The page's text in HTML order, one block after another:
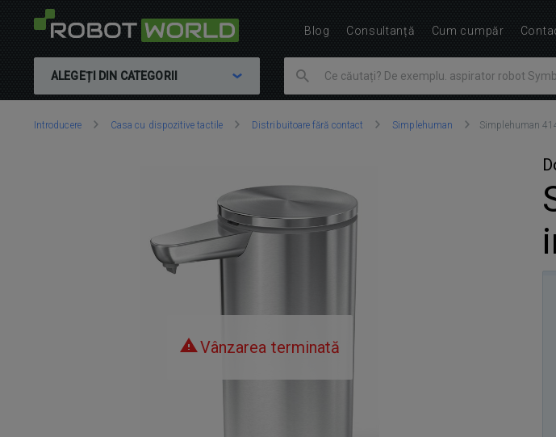
ALEGEȚI DIN CATEGORII
Vă
Introducere Casa cu dispozitive tactile Distribuitoare fără contact Simplehuman Simplehuman
Vânzarea terminată
Blog Consultanță Cum cumpăr